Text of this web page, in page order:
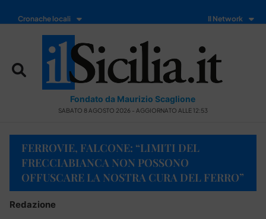
Cronache locali Il Network
Fondato da Maurizio Scaglione
SABATO 8 AGOSTO 2026 - AGGIORNATO ALLE 12:53
FERROVIE, FALCONE: “LIMITI DEL
FRECCIABIANCA NON POSSONO
OFFUSCARE LA NOSTRA CURA DEL FERRO”
Redazione